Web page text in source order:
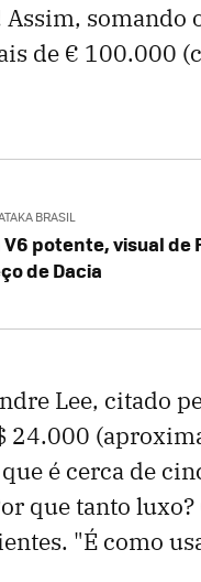
somando
de € 100.000
BRASIL
V6 potente, visual de
de Dacia
Lee, citado
24.000
é cerca de
que tanto
"É como